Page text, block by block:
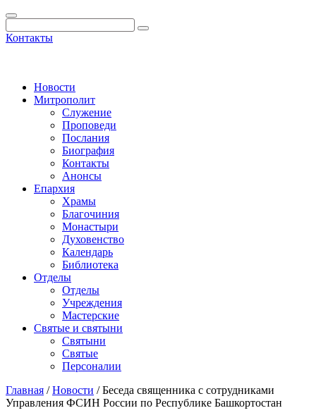
Контакты
Новости
Митрополит
Служение
Проповеди
Послания
Биография
Контакты
Анонсы
Епархия
Храмы
Благочиния
Монастыри
Духовенство
Календарь
Библиотека
Отделы
Отделы
Учреждения
Мастерские
Святые и святыни
Cвятыни
Cвятые
Персоналии
Главная /Новости /Беседа священника с сотрудниками
Управления ФСИН России по Республике Башкортостан